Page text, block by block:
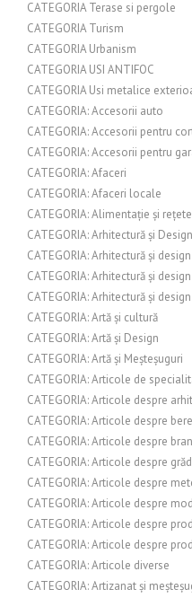
CATEGORIA Terase si pergole
CATEGORIA Turism
CATEGORIA Urbanism
CATEGORIA USI ANTIFOC
CATEGORIA Usi metalice
CATEGORIA: Accesorii auto
CATEGORIA: Accesorii pentru
CATEGORIA: Accesorii pentru
CATEGORIA: Afaceri
CATEGORIA: Afaceri locale
CATEGORIA: Alimentație și rețete
CATEGORIA: Arhitectură și Design
CATEGORIA: Arhitectură și
CATEGORIA: Arhitectură și
CATEGORIA: Arhitectură și
CATEGORIA: Artă și cultură
CATEGORIA: Artă și Design
CATEGORIA: Artă și Meșteșuguri
CATEGORIA: Articole de
CATEGORIA: Articole despre
CATEGORIA: Articole despre bere
CATEGORIA: Articole despre
CATEGORIA: Articole despre
CATEGORIA: Articole despre
CATEGORIA: Articole despre
CATEGORIA: Articole despre
CATEGORIA: Articole despre
CATEGORIA: Articole diverse
CATEGORIA: Artizanat și